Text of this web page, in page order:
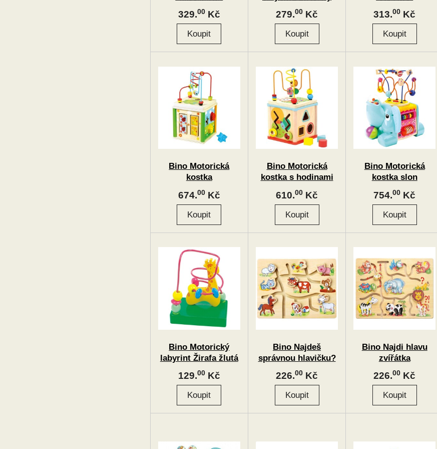
329.00Kč 279.00 Kč 313.00 Kč
Bino Motorická
kostka
674.00Kč
Bino Motorická
kostka s hodinami
610.00 Kč
Bino Motorická
kostka slon
754.00 Kč
Bino Motorický
labyrint Žirafa žlutá
129.00Kč
Bino Najdeš
správnou hlavičku?
226.00 Kč
Bino Najdi hlavu
zvířátka
226.00 Kč